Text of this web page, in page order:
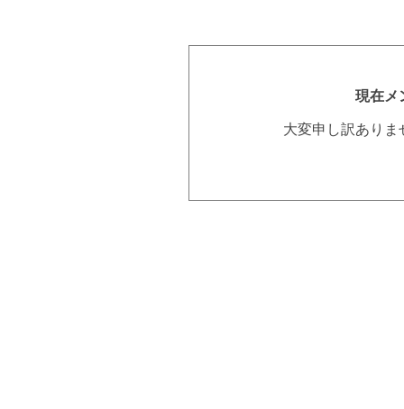
現在メ
大変申し訳あり